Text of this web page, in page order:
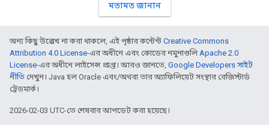
মতামত জানান
অন্য কিছু উল্লেখ না করা থাকলে, এই পৃষ্ঠার কন্টেন্ট Creative Commons
Attribution 4.0 License-এর অধীনে এবং কোডের নমুনাগুলিApache 2.0
License-এর অধীনে লাইসেন্স প্রাপ্ত। আরও জানতে, Google Developers সাইট
নীতি দেখুন। Java হল Oracle এবং/অথবা তার অ্যাফিলিয়েট সংস্থার রেজিস্টার্ড
ট্রেডমার্ক।
2026-02-03 UTC-তে শেষবার আপডেট করা হয়েছে।